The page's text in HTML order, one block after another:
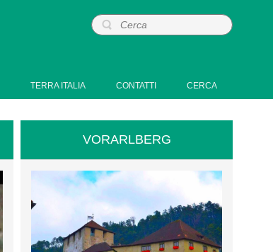
TERRA ITALIA CONTATTI CERCA
VORARLBERG